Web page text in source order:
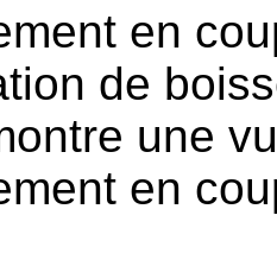
en
de
une
en